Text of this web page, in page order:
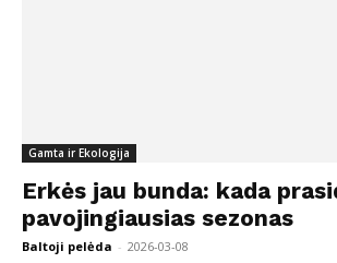
Gamta ir Ekologija
Erkės jau bunda: kada
pavojingiausias sezonas
Baltoji pelėda - 2026-03-08